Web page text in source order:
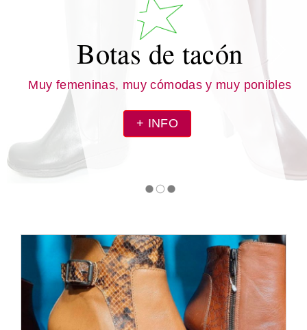
Botas de tacón
Muy femeninas, muy cómodas y muy ponibles
+ INFO